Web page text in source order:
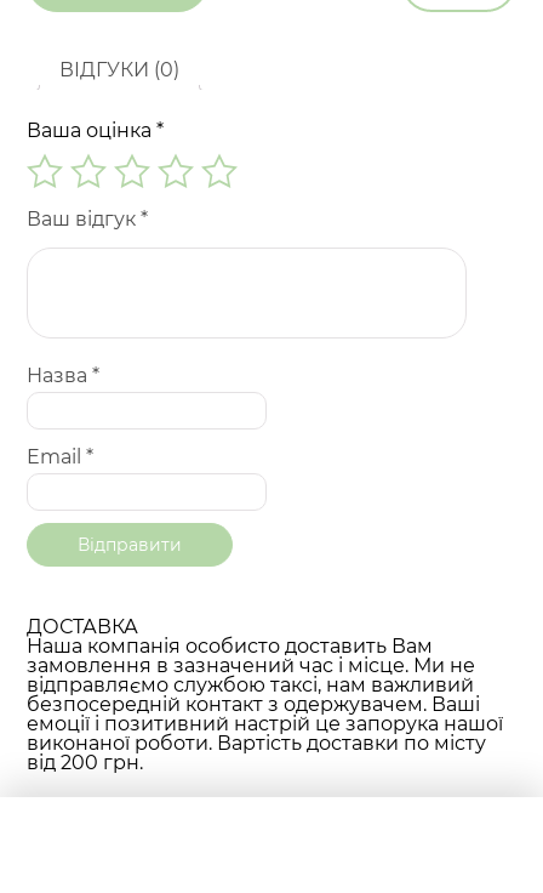
ВІДГУКИ (0)
Ваша оцінка*
Ваш відгук*
Назва*
Email*
ДОСТАВКА
Наша компанія особисто доставить Вам
замовлення в зазначений час і місце. Ми не
відправляємо службою таксі, нам важливий
безпосередній контакт з одержувачем. Ваші
емоції і позитивний настрій це запорука нашої
виконаної роботи. Вартість доставки по місту
від 200 грн.